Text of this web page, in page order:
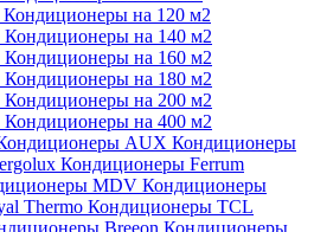
Кондиционеры на 120 м2
Кондиционеры на 140 м2
Кондиционеры на 160 м2
Кондиционеры на 180 м2
Кондиционеры на 200 м2
Кондиционеры на 400 м2
AUX Кондиционеры
Кондиционеры Ferrum
MDV Кондиционеры
Thermo Кондиционеры TCL
Breeon Кондиционеры